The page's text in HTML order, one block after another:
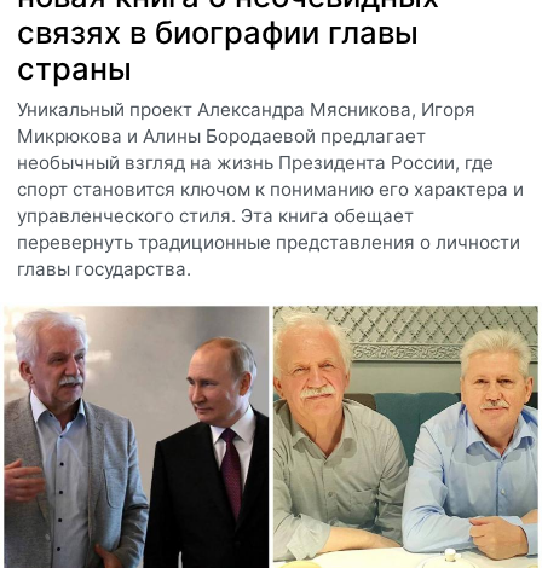
связях в биографии главы
страны
Уникальный проект Александра Мясникова, Игоря
Микрюкова и Алины Бородаевой предлагает
необычный взгляд на жизнь Президента России, где
спорт становится ключом к пониманию его характера и
управленческого стиля. Эта книга обещает
перевернуть традиционные представления о личности
главы государства.